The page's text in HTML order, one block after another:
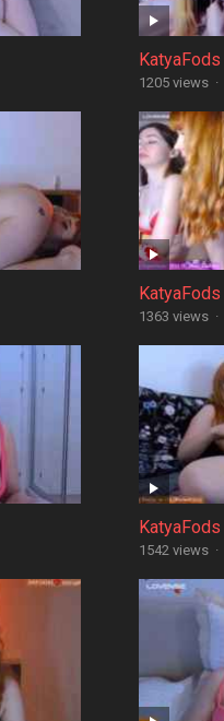
KatyaFods
1205 views ·
KatyaFods
1363 views ·
KatyaFods
1542 views ·